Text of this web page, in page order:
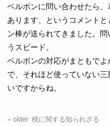
ベルボンに問い合わせたら
あります、というコメント
ン棒が送られてきました。
うスピード。
ベルボンの対応がまともで
で、それほど使っていない
いですからね。
桃に関する知られざる